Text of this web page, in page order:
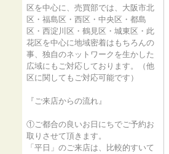
区を中心に、売買部では、大阪市北
区・福島区・西区・中央区・都島
区・西淀川区・鶴見区・城東区・此
花区を中心に地域密着はもちろんの
事、独自のネットワークを生かした
広域にもご対応しております。（他
区に関してもご対応可能です）
『ご来店からの流れ』
①ご都合の良いお日にちでご予約お
取りさせて頂きます。
「平日」のご来店は、比較的すいて